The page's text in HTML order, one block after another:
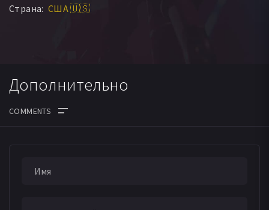
Страна: США 🇺🇸
Дополнительно